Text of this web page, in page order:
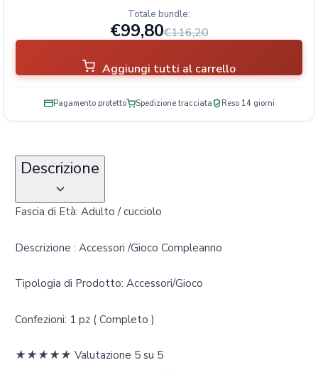
Totale bundle:
€99,80€116,20
Aggiungi tutti al carrello
Pagamento protetto Spedizione tracciata Reso 14 giorni
Descrizione
Fascia di Età: Adulto / cucciolo
Descrizione : Accessori /Gioco Compleanno
Tipologia di Prodotto: Accessori/Gioco
Confezioni: 1 pz ( Completo )
★★★★★ Valutazione 5 su 5